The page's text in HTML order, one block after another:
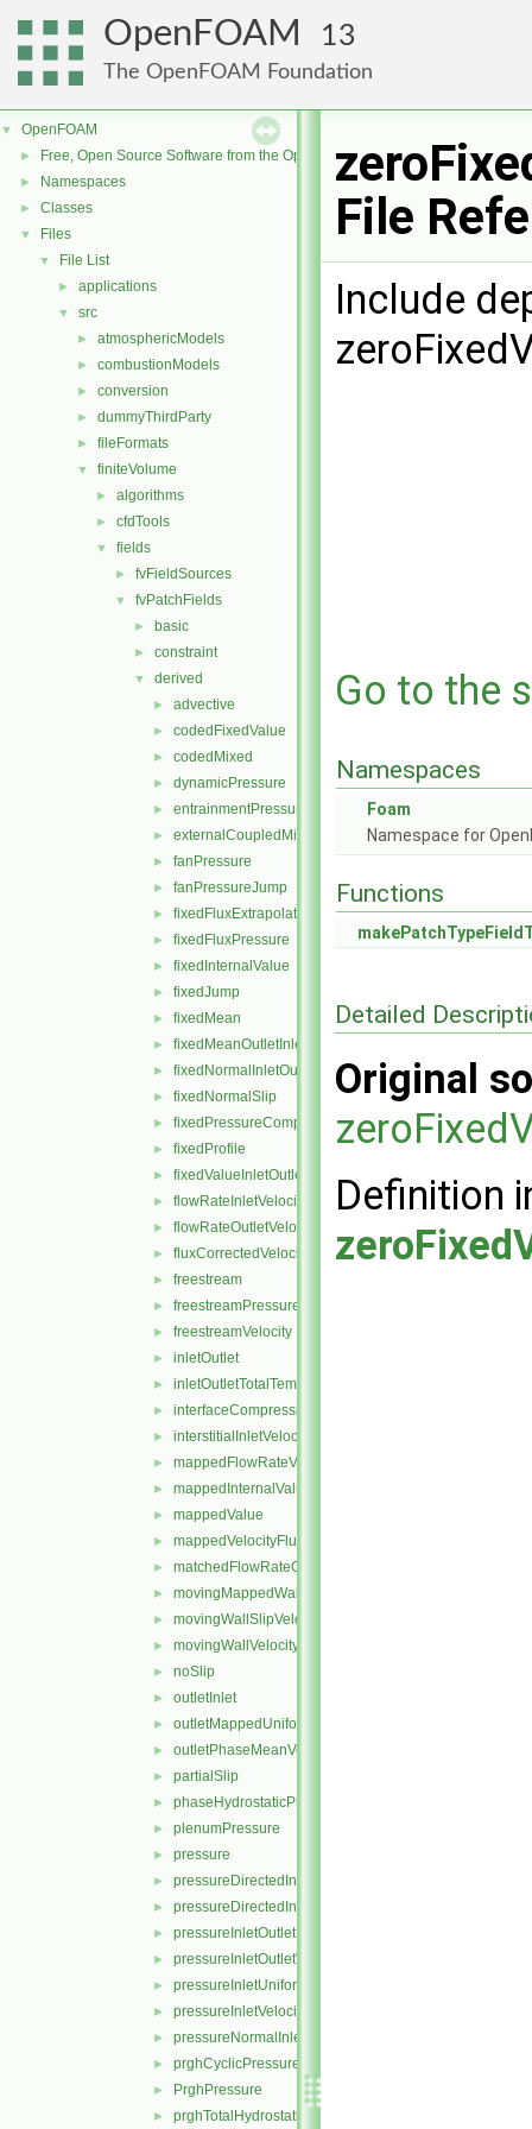
OpenFOAM 13
The OpenFOAM Foundation
▼ OpenFOAM
► Free, Open Source Software from the OpenFOAM Foundation
► Namespaces
► Classes
▼ Files
▼ File List
► applications
▼ src
► atmosphericModels
► combustionModels
► conversion
► dummyThirdParty
► fileFormats
▼ finiteVolume
► algorithms
► cfdTools
▼ fields
► fvFieldSources
▼ fvPatchFields
► basic
► constraint
▼ derived
► advective
► codedFixedValue
► codedMixed
► dynamicPressure
► entrainmentPressure
► externalCoupledMixed
► fanPressure
► fanPressureJump
► fixedFluxExtrapolatedPressure
► fixedFluxPressure
► fixedInternalValue
► fixedJump
► fixedMean
► fixedMeanOutletInlet
► fixedNormalInletOutletVelocity
► fixedNormalSlip
► fixedPressureCompressibleDensity
► fixedProfile
► fixedValueInletOutlet
► flowRateInletVelocity
► flowRateOutletVelocity
► fluxCorrectedVelocity
► freestream
► freestreamPressure
► freestreamVelocity
► inletOutlet
► inletOutletTotalTemperature
► interfaceCompression
► interstitialInletVelocity
► mappedFlowRateVelocity
► mappedInternalValue
► mappedValue
► mappedVelocityFlux
► matchedFlowRateOutletVelocity
► movingMappedWallVelocity
► movingWallSlipVelocity
► movingWallVelocity
► noSlip
► outletInlet
► outletMappedUniformInlet
► outletPhaseMeanVelocity
► partialSlip
► phaseHydrostaticPressure
► plenumPressure
► pressure
► pressureDirectedInletOutletVelocity
► pressureDirectedInletVelocity
► pressureInletOutletParSlipVelocity
► pressureInletOutletVelocity
► pressureInletUniformVelocity
► pressureInletVelocity
► pressureNormalInletOutletVelocity
► prghCyclicPressure
► PrghPressure
► prghTotalHydrostaticPressure
File
Include
Go to the
Namespaces
Foam
Namespace for
Functions
Detailed
Original
Definition